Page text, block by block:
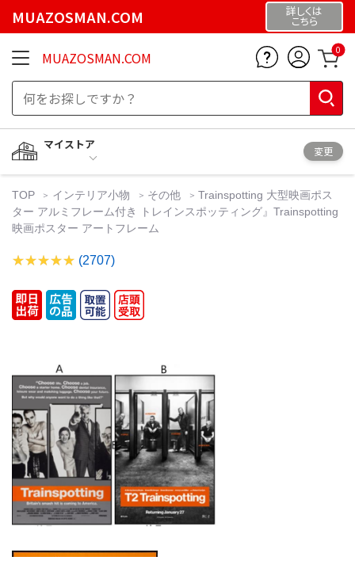
MUAZOSMAN.COM 詳しくは
こちら
MUAZOSMAN.COM 0
マイストア
変更
TOP インテリア小物 その他
Trainspotting 大型映画ポス
ター アルミフレーム付き トレインスポッティング』Trainspotting
映画ポスター アートフレーム
(2707)